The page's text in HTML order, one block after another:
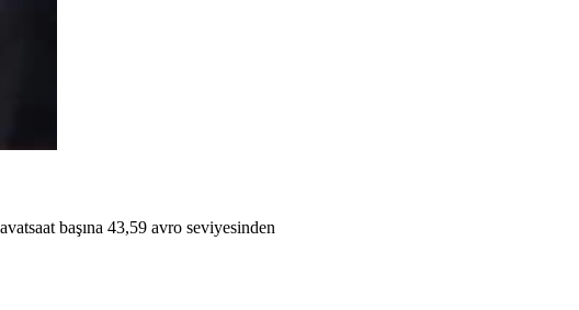
başına 43,59 avro seviyesinden